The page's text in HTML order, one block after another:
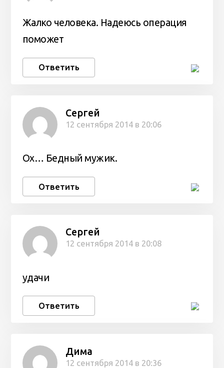
Жалко человека. Надеюсь операция
поможет
Ответить
Сергей
12 сентября 2014 в 20:06
Ох… Бедный мужик.
Ответить
Сергей
12 сентября 2014 в 20:08
удачи
Ответить
Дима
12 сентября 2014 в 20:36